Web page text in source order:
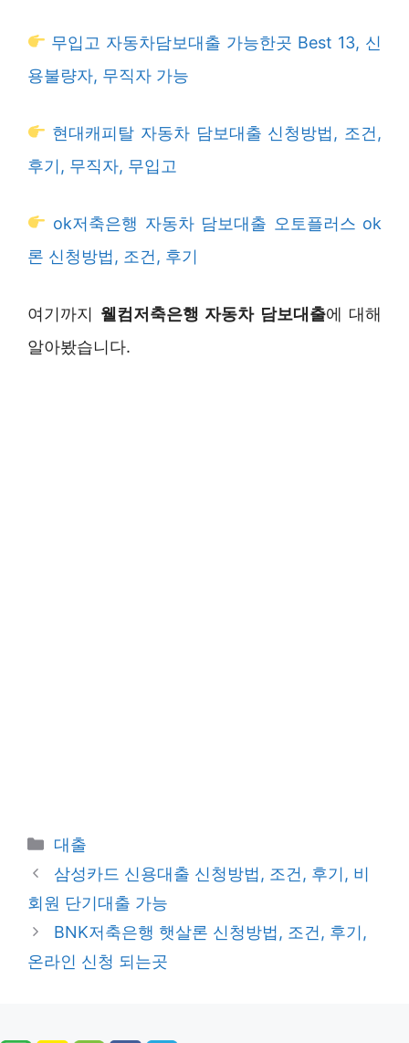
무입고 자동차담보대출 가능한곳 Best 13, 신
용불량자, 무직자 가능
현대캐피탈 자동차 담보대출 신청방법, 조건,
후기, 무직자, 무입고
ok저축은행 자동차 담보대출 오토플러스 ok
론 신청방법, 조건, 후기
여기까지 웰컴저축은행 자동차 담보대출에 대해
알아봤습니다.
카
테
리
대출
삼성카드 신용대출 신청방법, 조건, 후기, 비
회원 단기대출 가능
BNK저축은행 햇살론 신청방법, 조건, 후기,
온라인 신청 되는곳